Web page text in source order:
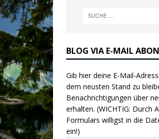
BLOG VIA E-MAIL
Gib hier deine E-Mail-
dem neusten Stand zu
Benachrichtigungen über
erhalten. (WICHTIG: Durch
Formulars willigst in die
ein!)